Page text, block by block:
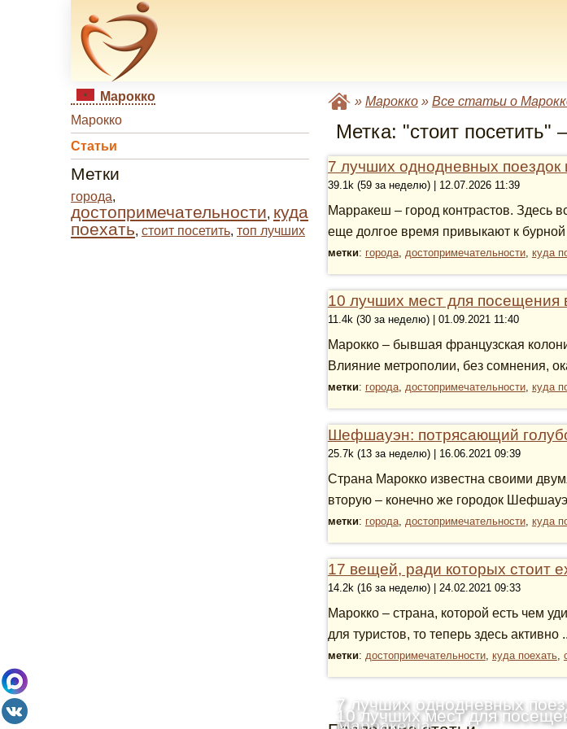
Марокко
Марокко
Статьи
Метки
города,
достопримечательности, куда
поехать, стоит посетить, топ лучших
» Марокко» Все статьи о
Метка: "стоит посетить"
7 лучших однодневных
39.1k (59 за неделю) | 12.07.2026 11:39
Марракеш – город контрастов. Здесь
еще долгое время привыкают к
метки: города, достопримечательности, куда
10 лучших мест для посещения
11.4k (30 за неделю) | 01.09.2021 11:40
Марокко – бывшая французская
Влияние метрополии, без сомнения,
метки: города, достопримечательности, куда
Шефшауэн: потрясающий
25.7k (13 за неделю) | 16.06.2021 09:39
Страна Марокко известна своими
вторую – конечно же городок
метки: города, достопримечательности, куда
17 вещей, ради которых стоит
14.2k (16 за неделю) | 24.02.2021 09:33
Марокко – страна, которой есть чем
для туристов, то теперь здесь активно
метки: достопримечательности, куда поехать,
7 лучших однодневных
10 лучших мест для